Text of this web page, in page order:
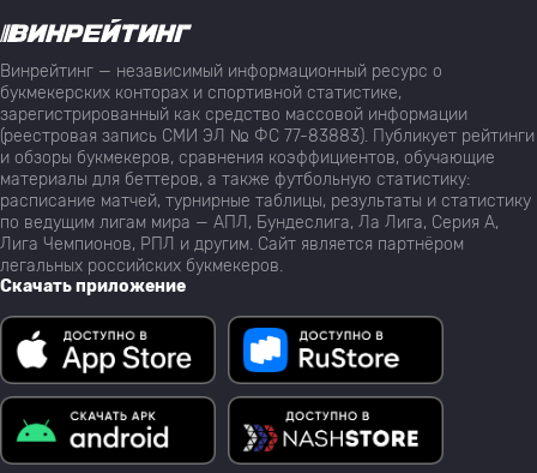
Винрейтинг — независимый информационный ресурс о
букмекерских конторах и спортивной статистике,
зарегистрированный как средство массовой информации
(реестровая запись СМИ ЭЛ № ФС 77-83883). Публикует рейтинги
и обзоры букмекеров, сравнения коэффициентов, обучающие
материалы для беттеров, а также футбольную статистику:
расписание матчей, турнирные таблицы, результаты и статистику
по ведущим лигам мира — АПЛ, Бундеслига, Ла Лига, Серия А,
Лига Чемпионов, РПЛ и другим. Сайт является партнёром
легальных российских букмекеров.
Скачать приложение